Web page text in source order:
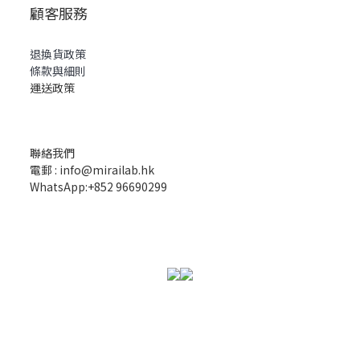
顧客服務
退換貨政策
條款與細則
運送政策
聯絡我們
電郵 : info@mirailab.hk
WhatsApp:+852 96690299